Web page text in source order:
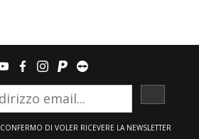
youtubefacebook
instagram
paypalteamviewer
CONFERMO DI VOLER RICEVERE LA NEWSLETTER